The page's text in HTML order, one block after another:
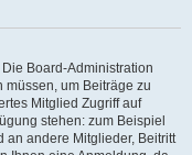
Board-Administration
müssen, um Beiträge zu
Mitglied Zugriff auf
stehen: zum Beispiel
an andere Mitglieder, Beitritt